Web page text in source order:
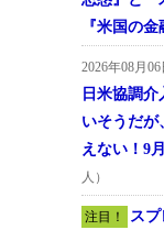
『米国の
2026年08月
日米協調
いそうだが
えない！9
人）
注目！
ス